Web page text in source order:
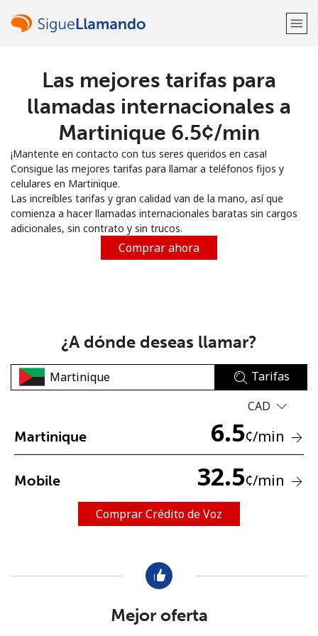
¡Bienvenido!
Regístrate con
o
No se ha creado una contraseña
Mínimo 8 caracteres
Un número
Mantente en contacto para recibir nuestras mejores
Las mejores tarifas para
llamadas internacionales a
Martinique ⁦6.5¢⁩/min
¡Mantente en contacto con tus seres queridos en casa!
Consigue las mejores tarifas para llamar a teléfonos fijos y
celulares en Martinique.
Las increíbles tarifas y gran calidad van de la mano, así que
comienza a hacer llamadas internacionales baratas sin cargos
adicionales, sin contrato y sin trucos.
Comprar ahora
¿A dónde deseas llamar?
Tarifas
CAD
Martinique 6.5¢/min
Mobile 32.5¢/min
Comprar Crédito de Voz
Mejor oferta